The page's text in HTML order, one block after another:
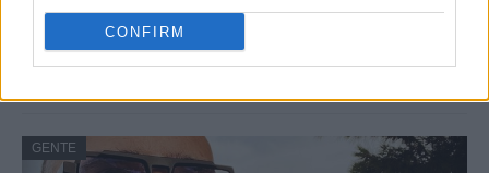
CONFIRM
Bárbara Rey sobre su asistencia al
Senado: «Voy a ir»
GENTE